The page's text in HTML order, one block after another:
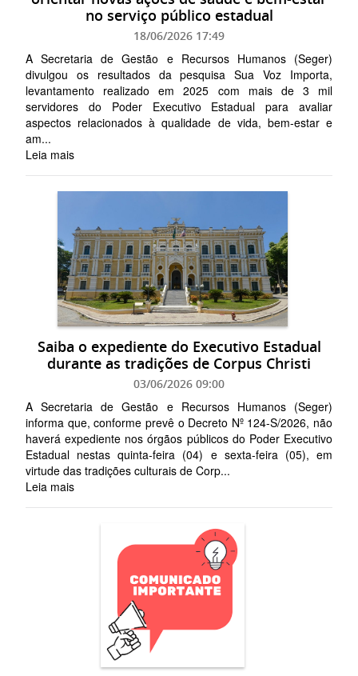
no serviço público estadual
18/06/2026 17:49
A Secretaria de Gestão e Recursos Humanos (Seger)
divulgou os resultados da pesquisa Sua Voz Importa,
levantamento realizado em 2025 com mais de 3 mil
servidores do Poder Executivo Estadual para avaliar
aspectos relacionados à qualidade de vida, bem-estar e
am...
Leia mais
Saiba o expediente do Executivo Estadual
durante as tradições de Corpus Christi
03/06/2026 09:00
A Secretaria de Gestão e Recursos Humanos (Seger)
informa que, conforme prevê o Decreto Nº 124-S/2026, não
haverá expediente nos órgãos públicos do Poder Executivo
Estadual nestas quinta-feira (04) e sexta-feira (05), em
virtude das tradições culturais de Corp...
Leia mais